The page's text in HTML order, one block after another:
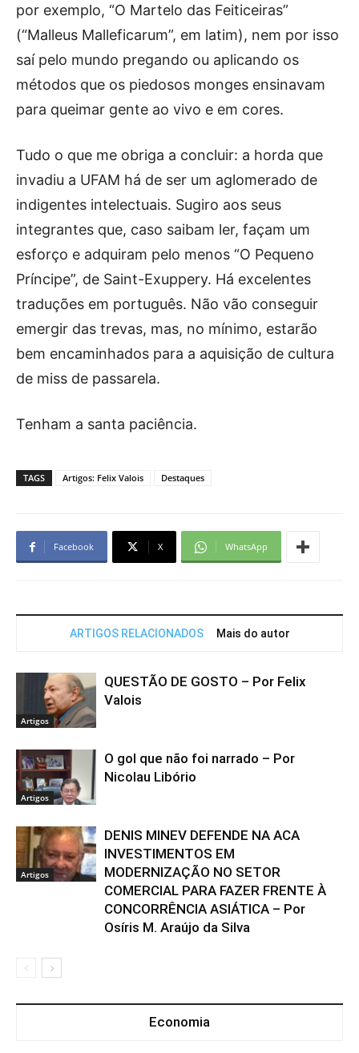
por exemplo, “O Martelo das Feiticeiras”
(“Malleus Malleficarum”, em latim), nem por isso
saí pelo mundo pregando ou aplicando os
métodos que os piedosos monges ensinavam
para queimar gente ao vivo e em cores.
Tudo o que me obriga a concluir: a horda que
invadiu a UFAM há de ser um aglomerado de
indigentes intelectuais. Sugiro aos seus
integrantes que, caso saibam ler, façam um
esforço e adquiram pelo menos “O Pequeno
Príncipe”, de Saint-Exuppery. Há excelentes
traduções em português. Não vão conseguir
emergir das trevas, mas, no mínimo, estarão
bem encaminhados para a aquisição de cultura
de miss de passarela.
Tenham a santa paciência.
TAGS Artigos: Felix Valois Destaques
Facebook X WhatsApp
ARTIGOS RELACIONADOS Mais do autor
Artigos
QUESTÃO DE GOSTO – Por Felix
Valois
Artigos
O gol que não foi narrado – Por
Nicolau Libório
Artigos
DENIS MINEV DEFENDE NA ACA
INVESTIMENTOS EM
MODERNIZAÇÃO NO SETOR
COMERCIAL PARA FAZER FRENTE À
CONCORRÊNCIA ASIÁTICA – Por
Osíris M. Araújo da Silva
Economia